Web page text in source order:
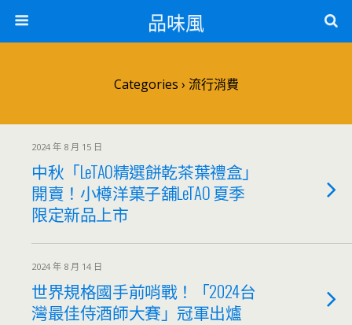
品味風
Categories › 流行消費
2024 年 8 月 15 日
中秋「LeTAO精選餅乾茶葉禮盒」
開賣！小樽洋菓子舖LeTAO 夏季
限定新品上市
2024 年 8 月 14 日
世界規格國手前哨戰！「2024台
灣最佳侍酒師大賽」冠軍出爐